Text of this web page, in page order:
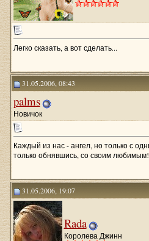
Легко сказать, а вот сделать...
31.05.2006, 08:43
palms
Новичок
Каждый из нас - ангел, но только с
только обнявшись, со своим
31.05.2006, 19:07
Rada
Королева Джинн